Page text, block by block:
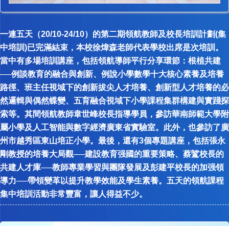
一連五天（20/10-24/10）的第二期領航教師及校長培訓計劃(集
中培訓)已完滿結束，本校徐煒森老師代表學校出席是次培訓。
當中有多場培訓講座，包括領航導師平行分享環節：根植共建
──例談教育的融合與創新、例說小學數學十大核心素養及培養
路徑、班主任視域下的創新拔尖人才培養、創新型人才培養的必
然邏輯與偶然蝶變、五育融合視域下小學課程集群構建與實踐探
索等。其間領航教師韋世峰校長指導學員，參訪華南師範大學附
屬小學及人工智能與數字經濟廣東省實驗室。此外，也參訪了廣
州市越秀區東山培正小學。最後，還有3個專題講座，包括張永
剛教授的培養大局觀──建設教育强國的重要策略、蔡騭校長的
共建人才庫──教師專業學習與團隊發展及彭建平校長的加强領
導力──帶領變革以提升教學效能及學生素養。五天的領航課程
集中培訓活動非常豐富，讓人得益不少。